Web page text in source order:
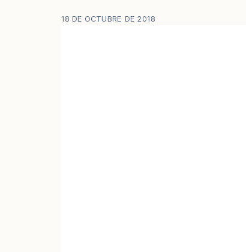
18 DE OCTUBRE DE 2018